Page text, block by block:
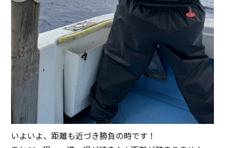
いよいよ、距離も近づき勝負の時です！